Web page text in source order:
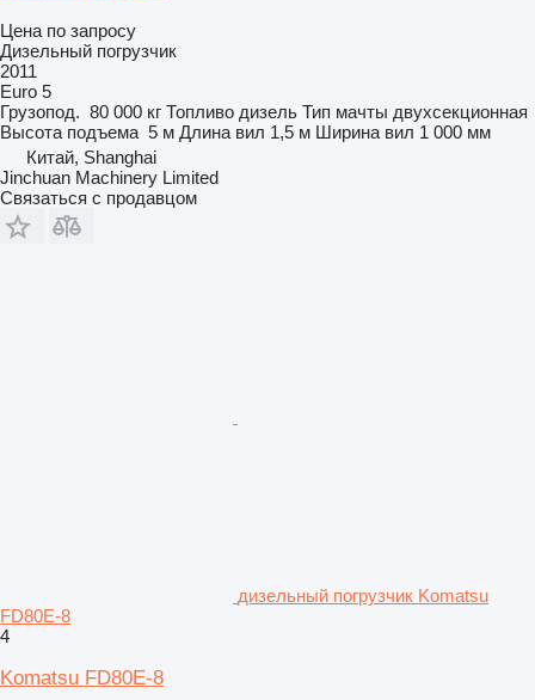
Цена по запросу
Дизельный погрузчик
2011
Euro 5
Грузопод. 80 000 кг Топливо дизель Тип мачты двухсекционная
Высота подъема 5 м Длина вил 1,5 м Ширина вил 1 000 мм
Китай, Shanghai
Jinchuan Machinery Limited
Связаться с продавцом
дизельный погрузчик Komatsu
FD80E-8
4
Komatsu FD80E-8